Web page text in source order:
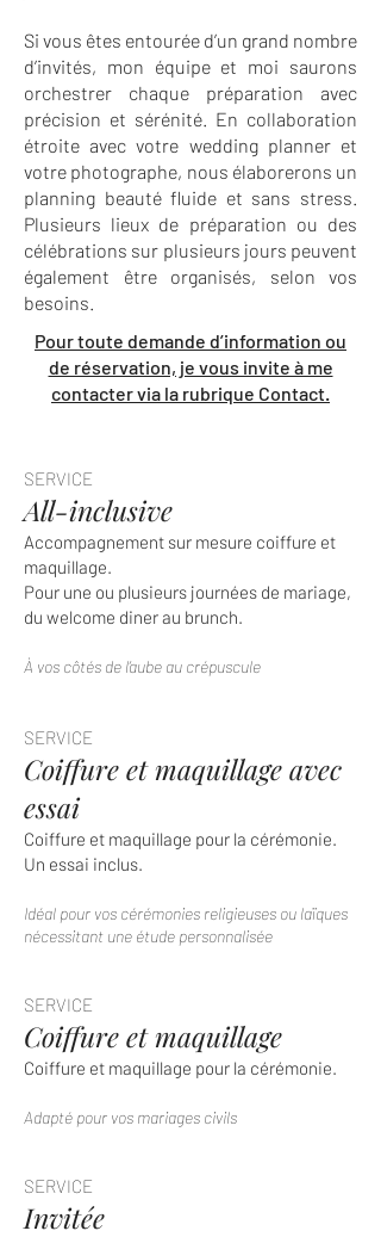
Si vous êtes entourée d’un grand nombre
d’invités, mon équipe et moi saurons
orchestrer chaque préparation avec
précision et sérénité. En collaboration
étroite avec votre wedding planner et
votre photographe, nous élaborerons un
planning beauté fluide et sans stress.
Plusieurs lieux de préparation ou des
célébrations sur plusieurs jours peuvent
également être organisés, selon vos
besoins.
Pour toute demande d’information ou
de réservation, je vous invite à me
contacter via la rubrique Contact.
SERVICE
All-inclusive
Accompagnement sur mesure coiffure et
maquillage.
Pour une ou plusieurs journées de mariage,
du welcome diner au brunch.
À vos côtés de l’aube au crépuscule
SERVICE
Coiffure et maquillage avec
essai
Coiffure et maquillage pour la cérémonie.
Un essai inclus.
Idéal pour vos cérémonies religieuses ou laïques
nécessitant une étude personnalisée
SERVICE
Coiffure et maquillage
Coiffure et maquillage pour la cérémonie.
Adapté pour vos mariages civils
SERVICE
Invitée